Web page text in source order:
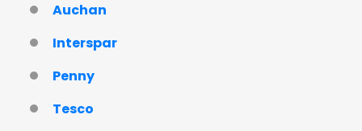
Auchan
Interspar
Penny
Tesco